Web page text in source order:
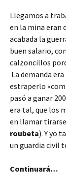
Llegamos a
en la mina eran
acabada la
buen salario,
calzoncillos
La demanda
estraperlo
pasó a ganar
era tal, que los
en llamar
roubeta). Y yo
un guardia civil
Continuará…